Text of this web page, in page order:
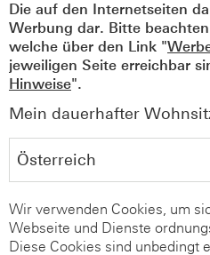
Die auf den Internetseiten
Werbung dar. Bitte
welche über den Link "
jeweiligen Seite erreichbar
Hinweise".
Mein dauerhafter
Wir verwenden Cookies, um
Webseite und Dienste
Diese Cookies sind unbedingt